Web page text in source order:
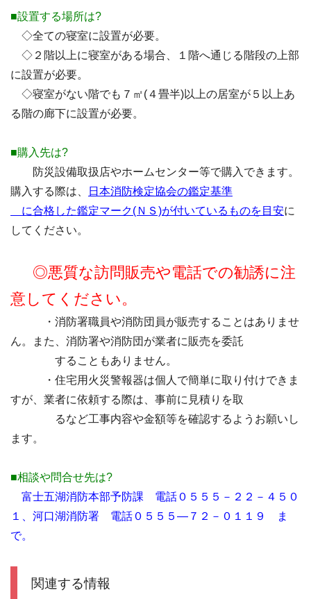
■設置する場所は?
◇全ての寝室に設置が必要。
◇２階以上に寝室がある場合、１階へ通じる階段の上部
に設置が必要。
◇寝室がない階でも７㎡(４畳半)以上の居室が５以上あ
る階の廊下に設置が必要。
■購入先は?
防災設備取扱店やホームセンター等で購入できます。
購入する際は、
日本消防検定協会の鑑定基準
に合格した鑑定マーク(ＮＳ)が付いているものを目安に
してください。
◎悪質な訪問販売や電話での勧誘に注
意してください。
・消防署職員や消防団員が販売することはありませ
ん。また、消防署や消防団が業者に販売を委託
することもありません。
・住宅用火災警報器は個人で簡単に取り付けできま
すが、業者に依頼する際は、事前に見積りを取
るなど工事内容や金額等を確認するようお願いし
ます。
■相談や問合せ先は?
富士五湖消防本部予防課 電話０５５５－２２－４５０
１、河口湖消防署 電話０５５５―７２－０１１９ ま
で。
関連する情報